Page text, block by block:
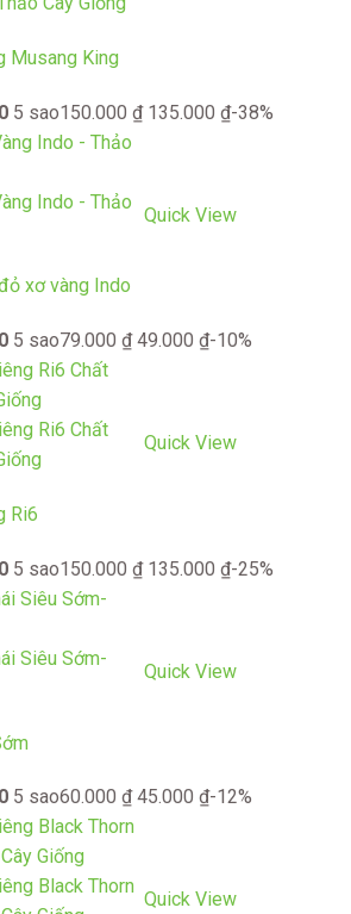
Musang King
5 sao150.000 ₫ 135.000 ₫-38%
Quick View
xơ vàng Indo
5 sao79.000 ₫ 49.000 ₫-10%
Quick View
Ri6
5 sao150.000 ₫ 135.000 ₫-25%
Quick View
5 sao60.000 ₫ 45.000 ₫-12%
Quick View